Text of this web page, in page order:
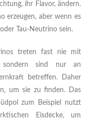
ihr Flavor, ändern.
erzeugen, aber wenn es
Tau-Neutrino sein.
treten fast nie mit
sondern sind nur an
betreffen. Daher
um sie zu finden. Das
zum Beispiel nutzt
Eisdecke, um